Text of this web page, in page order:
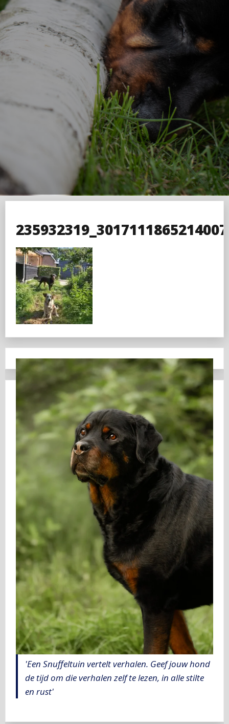
'Een Snuffeltuin vertelt verhalen. Geef jouw hond
de tijd om die verhalen zelf te lezen, in alle stilte
en rust'